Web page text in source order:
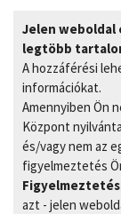
Jelen weboldal
legtöbb
A hozzáférési
információkat.
Amennyiben Ön
Központ
és/vagy nem az
figyelmeztetés
azt - jelen